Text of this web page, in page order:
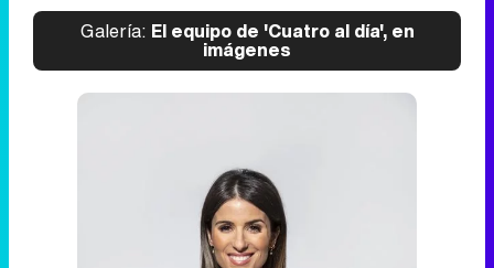
Galería: El equipo de 'Cuatro al día', en
imágenes